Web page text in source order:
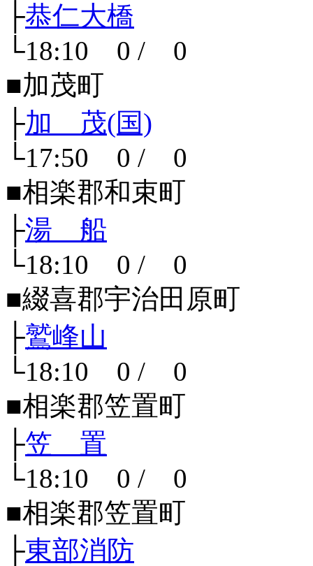
├恭仁大橋
└18:10 0 / 0
■加茂町
├加 茂(国)
└17:50 0 / 0
■相楽郡和束町
├湯 船
└18:10 0 / 0
■綴喜郡宇治田原町
├鷲峰山
└18:10 0 / 0
■相楽郡笠置町
├笠 置
└18:10 0 / 0
■相楽郡笠置町
├東部消防